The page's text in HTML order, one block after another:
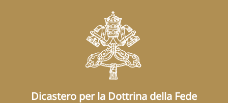
Dicastero per la Dottrina della Fede